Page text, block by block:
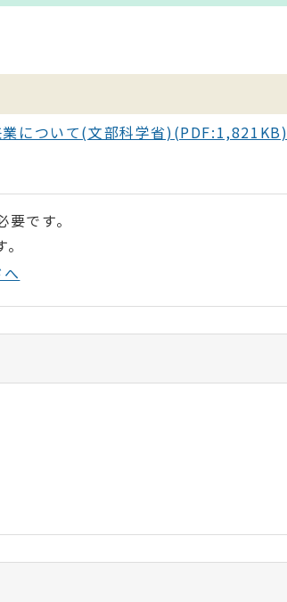
について(文部科学省)(PDF:1,821KB)
です。